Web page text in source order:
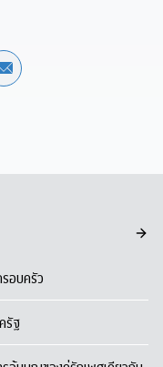
by Email
อบครัว
รัฐ